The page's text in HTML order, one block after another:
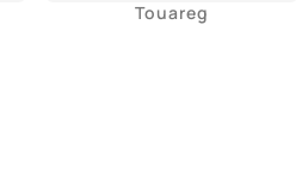
Touareg